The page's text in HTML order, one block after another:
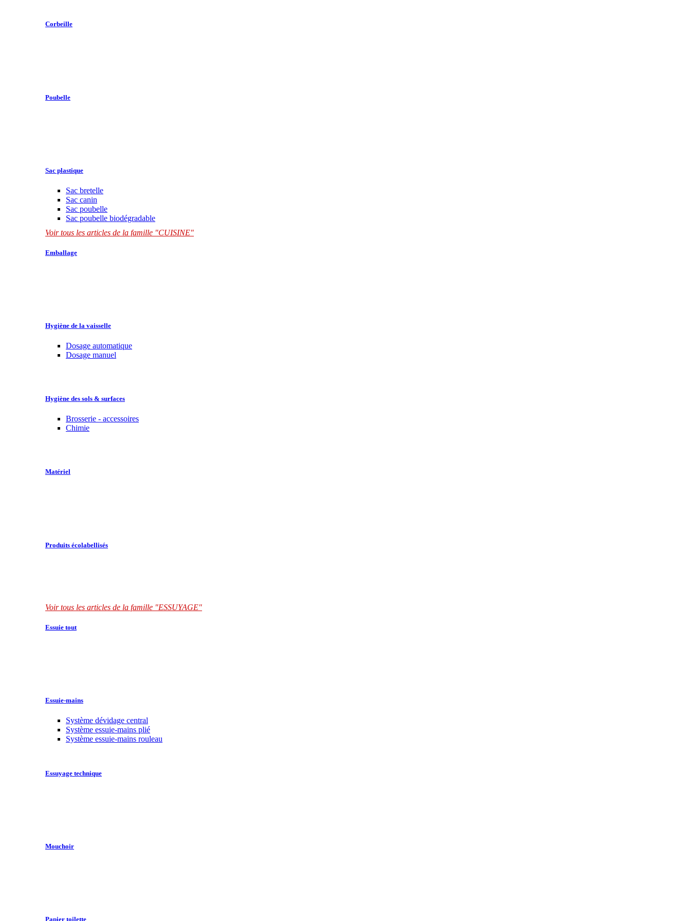
Corbeille
Poubelle
Sac plastique
Sac bretelle
Sac canin
Sac poubelle
Sac poubelle biodégradable
Voir tous les articles de la famille "CUISINE"
Emballage
Hygiène de la vaisselle
Dosage automatique
Dosage manuel
Hygiène des sols & surfaces
Brosserie - accessoires
Chimie
Matériel
Produits écolabellisés
Voir tous les articles de la famille "ESSUYAGE"
Essuie tout
Essuie-mains
Système dévidage central
Système essuie-mains plié
Système essuie-mains rouleau
Essuyage technique
Mouchoir
Papier toilette